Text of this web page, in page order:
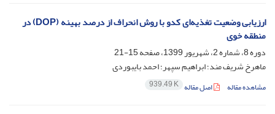
ارزیابی وضعیت تغذیه‌ای کدو با روش‌ انحراف از درصد بهینه (DOP) در
منطقه خوی
دوره 8، شماره 2، شهریور 1399، صفحه
15-21
ماهرخ شریف مند؛ ابراهیم سپهر؛ احمد بایبوردی
مشاهده مقاله اصل مقاله 939.49 K